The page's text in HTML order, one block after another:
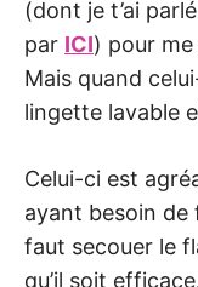
(dont je t’ai
par ICI) pour me
Mais quand
lingette lavable
Celui-ci est
ayant besoin de
faut secouer le
qu’il soit